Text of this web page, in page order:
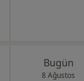
Bugün
8 Ağustos